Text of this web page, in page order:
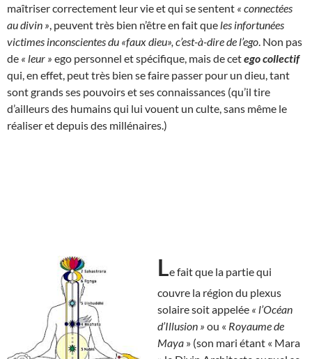
maîtriser correctement leur vie et qui se sentent « connectées
au divin » , peuvent très bien n’être en fait que les infortunées
victimes inconscientes du «faux dieu», c’est-à-dire de l’ego . Non pas
de « leur » ego personnel et spécifique, mais de cetego collectif
qui, en effet, peut très bien se faire passer pour un dieu, tant
sont grands ses pouvoirs et ses connaissances (qu’il tire
d’ailleurs des humains qui lui vouent un culte, sans même le
réaliser et depuis des millénaires.)
Le fait que la partie qui
couvre la région du plexus
solaire soit appelée « l’Océan
d’Illusion » ou « Royaume de
Maya » (son mari étant « Mara